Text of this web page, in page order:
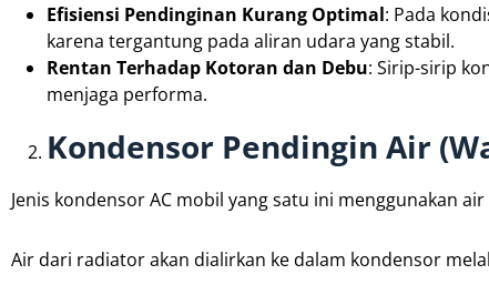
Efisiensi Pendinginan Kurang Optimal: Pada
karena tergantung pada aliran udara yang stabil.
Rentan Terhadap Kotoran dan Debu: Sirip-sirip
menjaga performa.
Kondensor Pendingin Air
Jenis kondensor AC mobil yang satu ini menggunakan
Air dari radiator akan dialirkan ke dalam kondensor